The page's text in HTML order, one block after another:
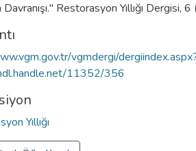
Restorasyon Yıllığı Dergisi,
vgmdergi/
11352/356
Yıllığı